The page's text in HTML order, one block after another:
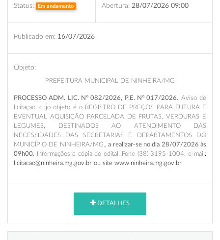
Status: Em andamento Abertura: 28/07/2026 09:00
Publicado em: 16/07/2026
Objeto:
PREFEITURA MUNICIPAL DE NINHEIRA/MG
PROCESSO ADM. LIC. N° 082/2026, P.E. N° 017/2026 . Aviso de
licitação, cujo objeto é o REGISTRO DE PREÇOS PARA FUTURA E
EVENTUAL AQUISIÇÃO PARCELADA DE FRUTAS, VERDURAS E
LEGUMES, DESTINADOS AO ATENDIMENTO DAS
NECESSIDADES DAS SECRETARIAS E DEPARTAMENTOS DO
MUNICÍPIO DE NINHEIRA/MG. , a realizar-se no dia 28/07/2026 às
09h00 . Informações e cópia do edital: Fone (38) 3195-1004, e-mail:
licitacao@ninheira.mg.gov.br ou site www.ninheira.mg.gov.br.
DETALHES